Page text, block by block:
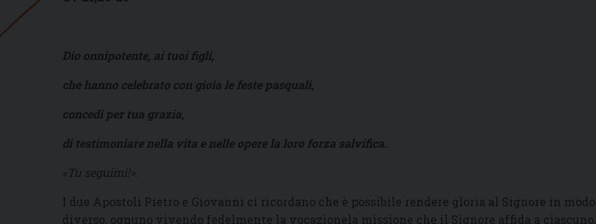
Dio onnipotente, ai tuoi figli,
che hanno celebrato con gioia le feste pasquali,
concedi per tua grazia,
di testimoniare nella vita e nelle opere la loro forza salvifica.
«Tu seguimi!».
I due Apostoli Pietro e Giovanni ci ricordano che è possibile rendere gloria al Signore in modo
diverso, ognuno vivendo fedelmente la vocazionela missione che il Signore affida a ciascuno,